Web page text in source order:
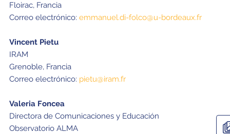
Floirac, Francia
Correo electrónico: emmanuel.di-folco@u-bordeaux.fr
Vincent Pietu
IRAM
Grenoble, Francia
Correo electrónico: pietu@iram.fr
Valeria Foncea
Directora de Comunicaciones y Educación
Observatorio ALMA